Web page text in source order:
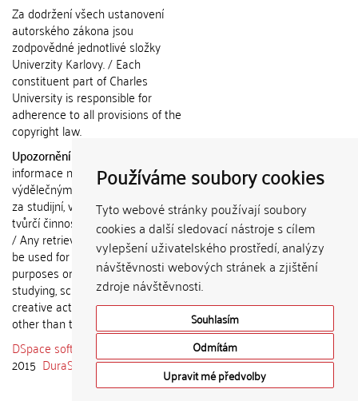
Používáme soubory cookies
Tyto webové stránky používají soubory
cookies a další sledovací nástroje s cílem
vylepšení uživatelského prostředí, analýzy
návštěvnosti webových stránek a zjištění
zdroje návštěvnosti.
Souhlasím
Odmítám
Upravit mé předvolby
Za dodržení všech ustanovení
autorského zákona jsou
zodpovědné jednotlivé složky
Univerzity Karlovy. / Each
constituent part of Charles
University is responsible for
adherence to all provisions of the
copyright law.
Upozornění / Notice:
informace nemohou být použity k
výdělečným účelům nebo vydávány
za studijní, vědeckou nebo jinou
tvůrčí činnost jiné osoby než autora.
/ Any retrieved information shall not
be used for any commercial
purposes or claimed as results of
studying, scientific or any other
creative activities of any person
other than the author.
DSpace software
copyright © 2002-
2015 DuraSpace